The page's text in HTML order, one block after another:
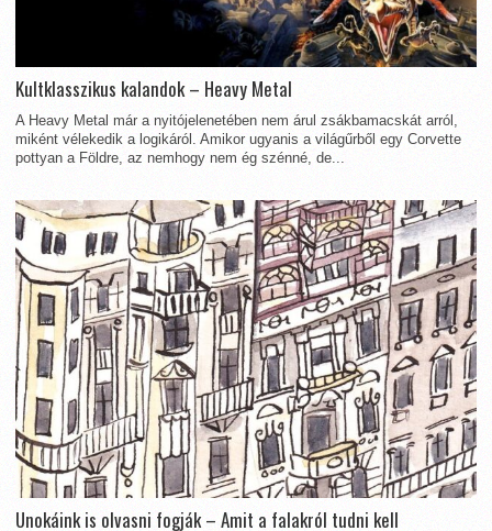
Kultklasszikus kalandok – Heavy Metal
A Heavy Metal már a nyitójelenetében nem árul zsákbamacskát arról,
miként vélekedik a logikáról. Amikor ugyanis a világűrből egy Corvette
pottyan a Földre, az nemhogy nem ég szénné, de...
Unokáink is olvasni fogják – Amit a falakról tudni kell